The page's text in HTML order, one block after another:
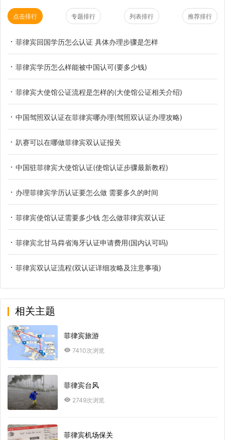
点击排行 专题排行 列表排行 推荐排行
菲律宾回国学历怎么认证 具体办理步骤是怎样
菲律宾学历怎么样能被中国认可(要多少钱)
菲律宾大使馆公证流程是怎样的(大使馆公证相关介绍)
中国驾照双认证在菲律宾哪办理(驾照双认证办理攻略)
趴赛可以在哪做菲律宾双认证报关
中国驻菲律宾大使馆认证(使馆认证步骤最新教程)
办理菲律宾学历认证要怎么做 需要多久的时间
菲律宾使馆认证需要多少钱 怎么做菲律宾双认证
菲律宾北甘马粦省海牙认证申请费用(国内认可吗)
菲律宾双认证流程(双认证详细攻略及注意事项)
相关主题
菲律宾旅游
7410次浏览
菲律宾台风
2749次浏览
菲律宾机场保关